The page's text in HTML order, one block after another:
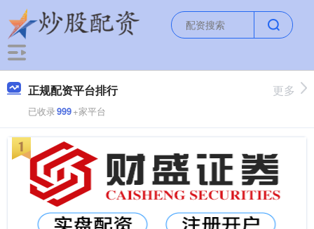
正规配资平台排行
已收录999+家平台
更多